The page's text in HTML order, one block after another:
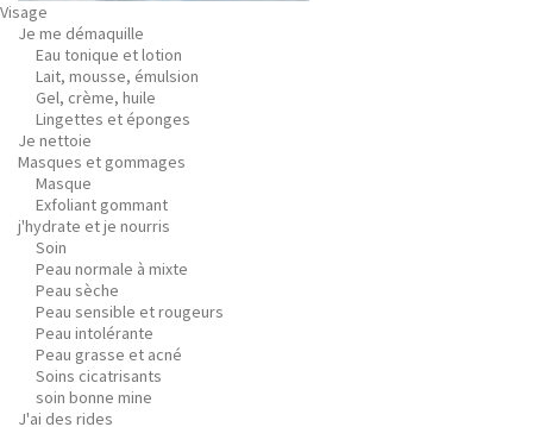
Visage
Je me démaquille
Eau tonique et lotion
Lait, mousse, émulsion
Gel, crème, huile
Lingettes et éponges
Je nettoie
Masques et gommages
Masque
Exfoliant gommant
j'hydrate et je nourris
Soin
Peau normale à mixte
Peau sèche
Peau sensible et rougeurs
Peau intolérante
Peau grasse et acné
Soins cicatrisants
soin bonne mine
J'ai des rides